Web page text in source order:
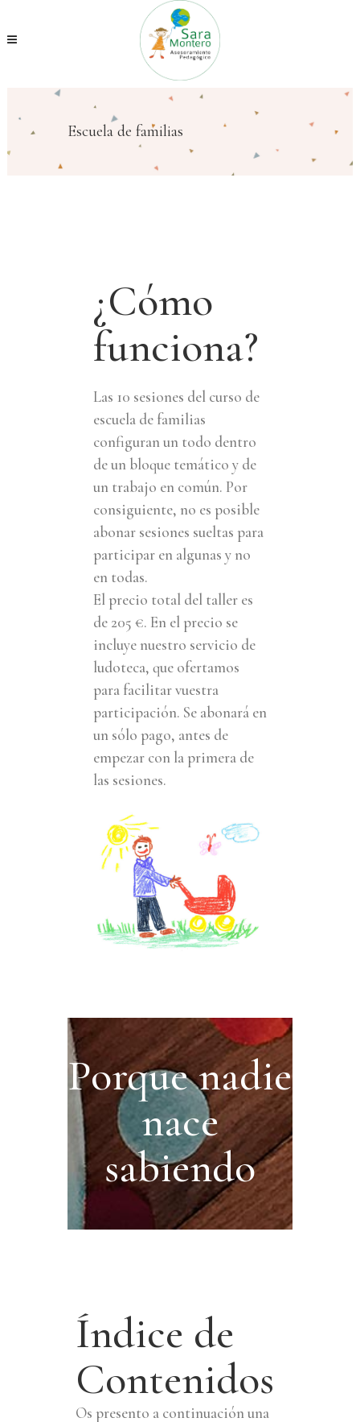
Escuela de familias
¿Cómo
funciona?
Las 10 sesiones del curso de
escuela de familias
configuran un todo dentro
de un bloque temático y de
un trabajo en común. Por
consiguiente, no es posible
abonar sesiones sueltas para
participar en algunas y no
en todas.
El precio total del taller es
de 205 €. En el precio se
incluye nuestro servicio de
ludoteca, que ofertamos
para facilitar vuestra
participación. Se abonará en
un sólo pago, antes de
empezar con la primera de
las sesiones.
Porque nadie
nace
sabiendo
Índice de
Contenidos
Os presento a continuación una